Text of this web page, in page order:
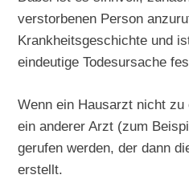
verstorbenen Person
Krankheitsgeschichte und
eindeutige Todesursache
Wenn ein Hausarzt nicht
ein anderer Arzt (zum
gerufen werden, der dann
erstellt.